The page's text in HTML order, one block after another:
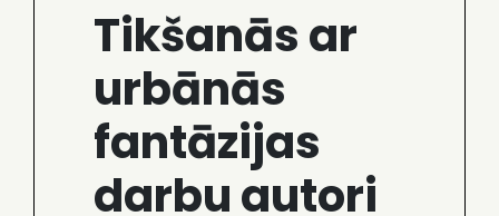
Tikšanās ar
urbānās
fantāzijas
darbu autori